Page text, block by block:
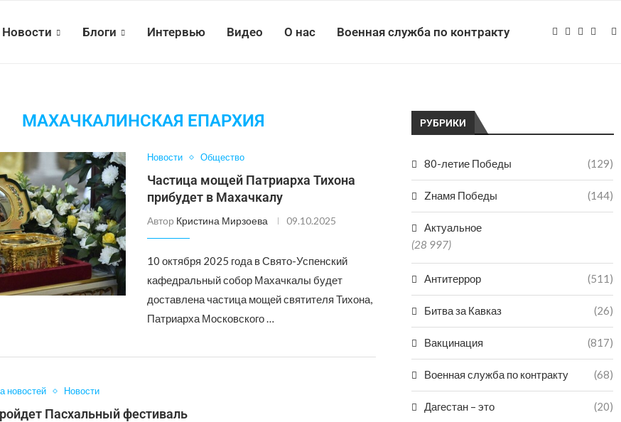
Новости Блоги Интервью Видео О нас Военная служба по контракту
МАХАЧКАЛИНСКАЯ ЕПАРХИЯ
Новости Общество
Частица мощей Патриарха Тихона
прибудет в Махачкалу
Автор Кристина Мирзоева 09.10.2025
10 октября 2025 года в Свято-Успенский
кафедральный собор Махачкалы будет
доставлена частица мощей святителя Тихона,
Патриарха Московского …
новостей Новости
Пасхальный фестиваль
РУБРИКИ
80-летие Победы (129)
Zнамя Победы (144)
Актуальное
(28 997)
Антитеррор (511)
Битва за Кавказ (26)
Вакцинация (817)
Военная служба по контракту (68)
Дагестан – это (20)